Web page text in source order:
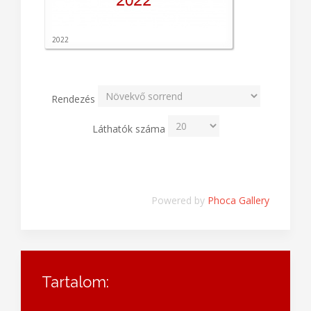
2022
Rendezés
Láthatók száma
Powered by Phoca Gallery
Tartalom: